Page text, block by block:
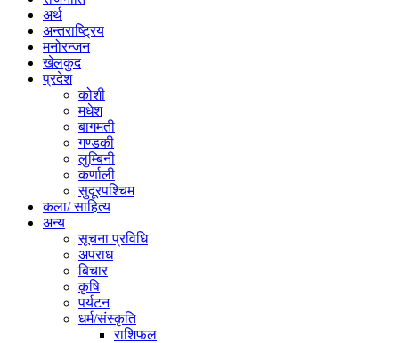
अर्थ
अन्तराष्ट्रिय
मनोरन्जन
खेलकुद
प्रदेश
कोशी
मधेश
बागमती
गण्डकी
लुम्बिनी
कर्णाली
सुदूरपश्चिम
कला/ साहित्य
अन्य
सूचना प्रविधि
अपराध
बिचार
कृषि
पर्यटन
धर्म/संस्कृति
राशिफल